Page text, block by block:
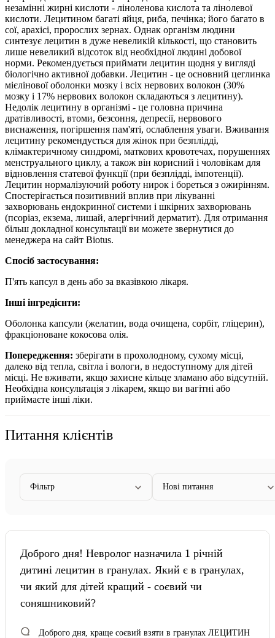
незамінні жирні кислоти - ліноленова кислота та лінолевої
кислоти. Лецитином багаті яйця, риба, печінка; його багато в
сої, арахісі, пророслих зернах. Однак організм людини
синтезує лецитин в дуже невеликій кількості, що становить
лише невеликий відсоток від необхідної людині добової
норми. Рекомендується приймати лецитин щодня у вигляді
біологічно активної добавки. Лецитин - це основний цеглинка
мієлінової оболонки мозку і всіх нервових волокон (30%
мозку і 17% нервових волокон складаються з лецитину).
Недолік лецитину в організмі - це головна причина
дратівливості, втоми, безсоння, депресії, нервового
виснаження, погіршення пам'яті, ослаблення уваги. Вживання
лецитину рекомендується для жінок при безплідді,
клімактеричному синдромі, маткових кровотечах, порушеннях
менструального циклу, а також він корисний і чоловікам для
відновлення статевої функції (при безплідді, імпотенції).
Лецитин нормалізуючий роботу нирок і бореться з ожирінням.
Спостерігається позитивний вплив при лікуванні
захворювань ендокринної системи і шкірних захворювань
(псоріаз, екзема, лишай, алергічний дерматит). Для отримання
більш докладної консультації ви можете звернутися до
менеджера на сайт Biotus.
Спосіб застосування:
П'ять капсул в день або за вказівкою лікаря.
Інші інгредієнти:
Оболонка капсули (желатин, вода очищена, сорбіт, гліцерин),
фракціоноване кокосова олія.
Попередження: зберігати в прохолодному, сухому місці,
далеко від тепла, світла і вологи, в недоступному для дітей
місці. Не вживати, якщо захисне кільце зламано або відсутній.
Необхідна консультація з лікарем, якщо ви вагітні або
приймаєте інші ліки.
Питання клієнтів
Фільтр Нові питання
Доброго дня! Невролог назначила 1 річній
дитині лецитин в гранулах. Який є в гранулах,
чи який для дітей кращий - соєвий чи
соняшниковий?
Доброго дня, краще соєвий взяти в гранулах ЛЕЦИТИН